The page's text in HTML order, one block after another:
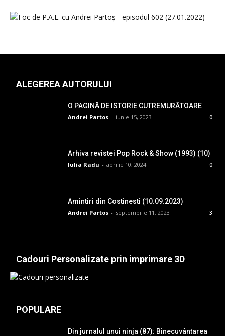
ALEGEREA AUTORULUI
O PAGINĂ DE ISTORIE CUTREMURĂTOARE
Andrei Partos - iunie 15, 2023 0
Arhiva revistei Pop Rock & Show (1993) (10)
Iulia Radu - aprilie 10, 2024 0
Amintiri din Costinesti (10.09.2023)
Andrei Partos - septembrie 11, 2023 3
Cadouri Personalizate prin imprimare 3D
POPULARE
Din jurnalul unui ninja (87): Binecuvântarea